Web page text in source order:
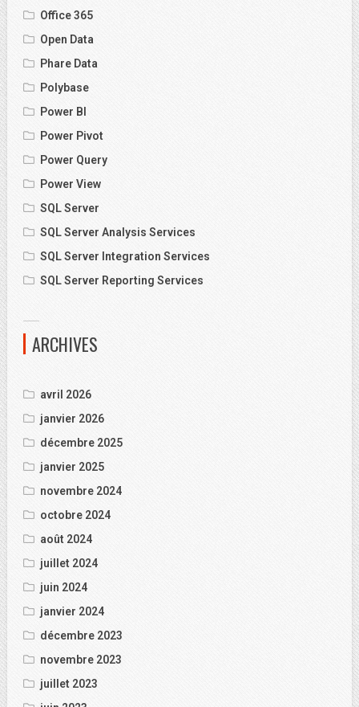
Office 365
Open Data
Phare Data
Polybase
Power BI
Power Pivot
Power Query
Power View
SQL Server
SQL Server Analysis Services
SQL Server Integration Services
SQL Server Reporting Services
ARCHIVES
avril 2026
janvier 2026
décembre 2025
janvier 2025
novembre 2024
octobre 2024
août 2024
juillet 2024
juin 2024
janvier 2024
décembre 2023
novembre 2023
juillet 2023